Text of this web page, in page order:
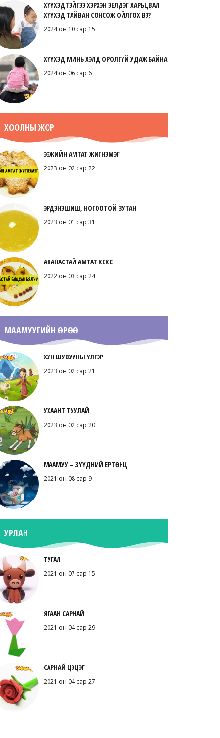
ХҮҮХЭДТЭЙГЭЭ ХЭРХЭН ЭЕЛДЭГ ХАРЬЦВАЛ
ХҮҮХЭД ТАЙВАН СОНСОЖ ОЙЛГОХ ВЭ?
2024 он 10 сар 15
ХҮҮХЭД МИНЬ ХЭЛД ОРОЛГҮЙ УДАЖ БАЙНА
2024 он 06 сар 6
ХООЛНЫ ЖОР
ЭЭЖИЙН АМТАТ ЖИГНЭМЭГ
2023 он 02 сар 22
ЭРДЭНЭШИШ, НОГООТОЙ ЗУТАН
2023 он 01 сар 31
АНАНАСТАЙ АМТАТ КЕКС
2022 он 03 сар 24
МААМУУГИЙН ӨРӨӨ
ХУН ШУВУУНЫ ҮЛГЭР
2023 он 02 сар 21
УХААНТ ТУУЛАЙ
2023 он 02 сар 20
МААМУУ – ЗҮҮДНИЙ ЕРТӨНЦ
2021 он 08 сар 9
УРЛАН
ТУГАЛ
2021 он 07 сар 15
ЯГААН САРНАЙ
2021 он 04 сар 29
САРНАЙ ЦЭЦЭГ
2021 он 04 сар 27